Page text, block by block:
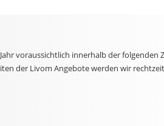
voraussichtlich innerhalb der folgenden
der Livom Angebote werden wir